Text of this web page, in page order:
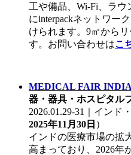
工や備品、Wi-Fi、ラウ
にinterpackネットワー
けられます。9㎡から
す。お問い合わせはこ
MEDICAL FAIR
器・器具・ホスピタル
2026.01.29-31｜インド
2025年11月30日 ）
インドの医療市場の拡
高まっており、2026年